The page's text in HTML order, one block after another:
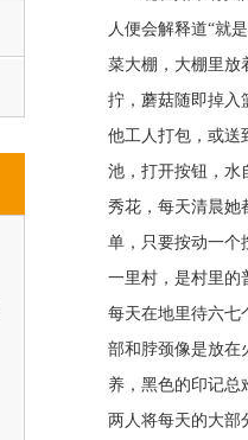
人便会解释道“就
菜大棚，大棚里放
拧，蘑菇随即掉入
他工人打包，或送
池，打开按钮，
秀花，每天清晨她
单，只要按动一
一里村，是村里的
每天在地里待六七
部和脖颈像是放在
养，黑色的印记
两人将每天的大部